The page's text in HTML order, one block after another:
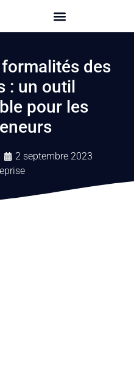
des
: un outil
pour les
2 septembre 2023